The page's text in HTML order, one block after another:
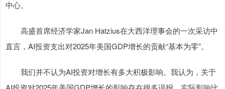
中心。
高盛首席经济学家Jan Hatzius在大西洋理事会的一次采访中
直言，AI投资支出对2025年美国GDP增长的贡献“基本为零”。
我们并不认为AI投资对增长有多大积极影响。我认为，关于